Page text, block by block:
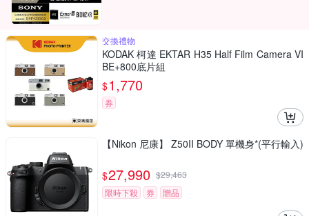
交換禮物
KODAK 柯達 EKTAR H35 Half Film Camera VI
BE+800底片組
$1,770
券
【Nikon 尼康】 Z50II BODY 單機身*(平行輸入)
$27,990 $29,463
限時下殺
券 贈品